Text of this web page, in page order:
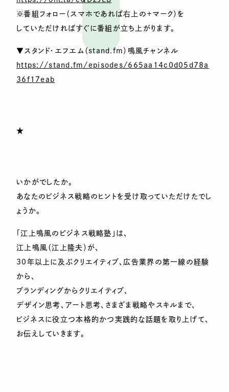
※番組フォロー（スマホであれば右上の＋マーク）を
していただければすぐに番組が立ち上がります。
▼スタンド・エフエム（stand.fm）鳴風チャンネル
https://stand.fm/episodes/665aa14c0d05d78a
36f17eab
★
いかがでしたか。
あなたのビジネス戦略のヒントを受け取っていただけたでし
ょうか。
「江上鳴風のビジネス戦略塾」は、
江上鳴風（江上隆夫）が、
30年以上に及ぶクリエイティブ、広告業界の第一線の経験
から、
ブランディングからクリエイティブ、
デザイン思考、アート思考、さまざま戦略やスキルまで、
ビジネスに役立つ本格的かつ実践的な話題を取り上げて、
お伝えしていきます。